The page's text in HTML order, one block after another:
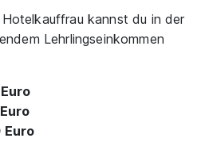
kannst du in der
Lehrlingseinkommen
Euro